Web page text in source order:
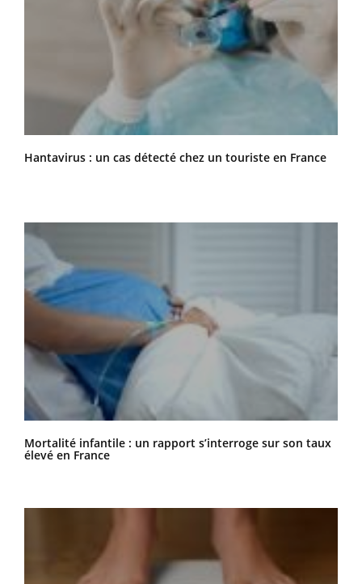
Hantavirus : un cas détecté chez un touriste en France
Mortalité infantile : un rapport s’interroge sur son taux
élevé en France